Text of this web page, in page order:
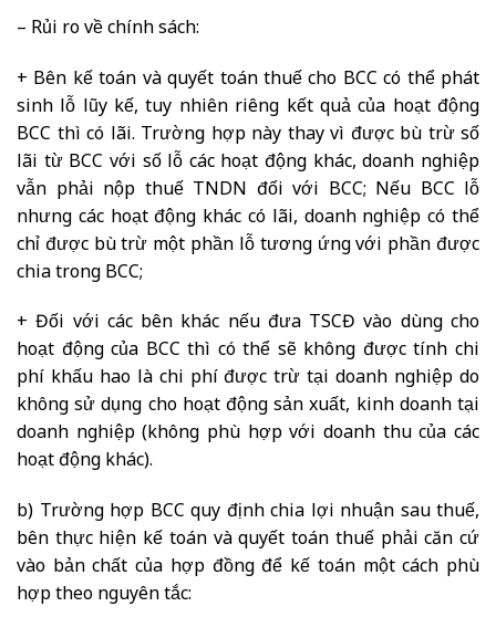
– Rủi ro về chính sách:
+ Bên kế toán và quyết toán thuế cho BCC có thể phát
sinh lỗ lũy kế, tuy nhiên riêng kết quả của hoạt động
BCC thì có lãi. Trường hợp này thay vì được bù trừ số
lãi từ BCC với số lỗ các hoạt động khác, doanh nghiệp
vẫn phải nộp thuế TNDN đối với BCC; Nếu BCC lỗ
nhưng các hoạt động khác có lãi, doanh nghiệp có thể
chỉ được bù trừ một phần lỗ tương ứng với phần được
chia trong BCC;
+ Đối với các bên khác nếu đưa TSCĐ vào dùng cho
hoạt động của BCC thì có thể sẽ không được tính chi
phí khấu hao là chi phí được trừ tại doanh nghiệp do
không sử dụng cho hoạt động sản xuất, kinh doanh tại
doanh nghiệp (không phù hợp với doanh thu của các
hoạt động khác).
b) Trường hợp BCC quy định chia lợi nhuận sau thuế,
bên thực hiện kế toán và quyết toán thuế phải căn cứ
vào bản chất của hợp đồng để kế toán một cách phù
hợp theo nguyên tắc: